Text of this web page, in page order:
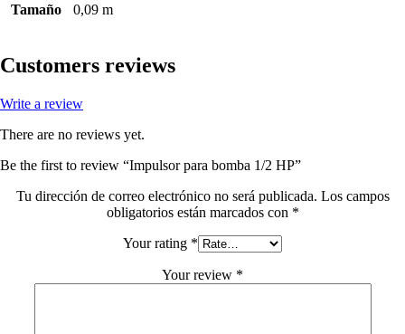
Tamaño 0,09 m
Customers reviews
Write a review
There are no reviews yet.
Be the first to review “Impulsor para bomba 1/2 HP”
Tu dirección de correo electrónico no será publicada. Los campos
obligatorios están marcados con *
Your rating *
Your review *